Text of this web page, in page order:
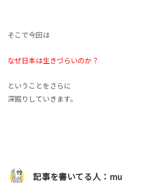
そこで今回は
なぜ日本は生きづらいのか？
ということをさらに
深掘りしていきます。
記事を書いてる人：mu